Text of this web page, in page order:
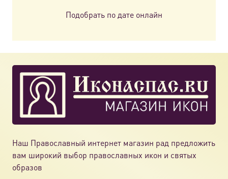
Подобрать по дате онлайн
Наш Православный интернет магазин рад предложить
вам широкий выбор православных икон и святых
образов